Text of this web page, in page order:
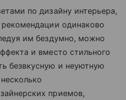
по дизайну интерьера,
одинаково
им бездумно, можно
и вместо стильного
безвкусную и неуютную
приемов,